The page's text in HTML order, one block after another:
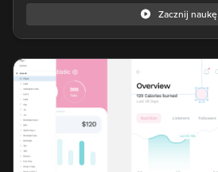
Zacznij naukę